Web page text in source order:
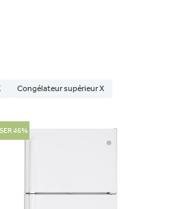
Congélateur supérieur X
46%